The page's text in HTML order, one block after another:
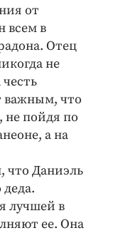
от
всем в
Отец
не
важным, что
не пойдя по
а на
Даниэль
деда.
лучшей в
ее. Она